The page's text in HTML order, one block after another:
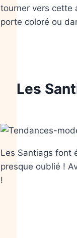
tourner vers cette
porte coloré ou
Les
Les Santiags font
presque oublié !
!